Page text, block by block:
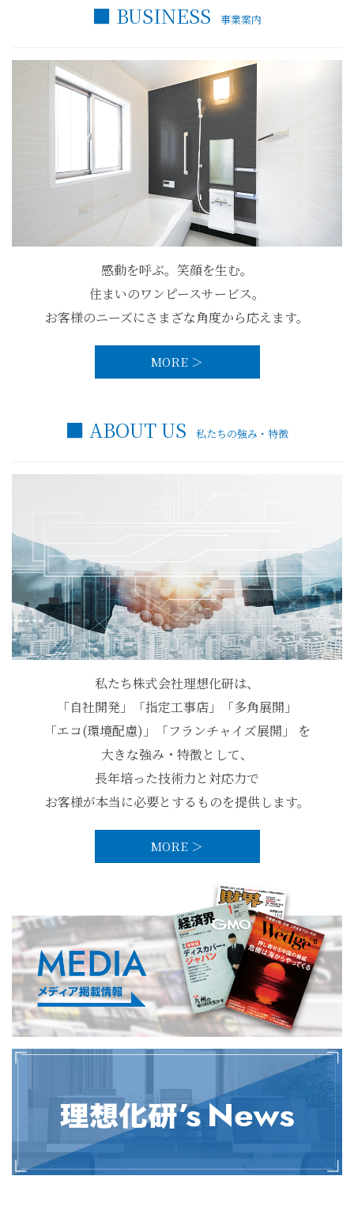
■ BUSINESS 事業案内
感動を呼ぶ。笑顔を生む。
住まいのワンピースサービス。
お客様のニーズにさまざな角度から応えます。
MORE ＞
■ ABOUT US 私たちの強み・特徴
私たち株式会社理想化研は、
「自社開発」「指定工事店」「多角展開」
「エコ(環境配慮)」「フランチャイズ展開」 を
大きな強み・特徴として、
長年培った技術力と対応力で
お客様が本当に必要とするものを提供します。
MORE ＞